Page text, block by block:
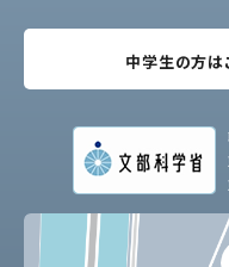
中学生の方は